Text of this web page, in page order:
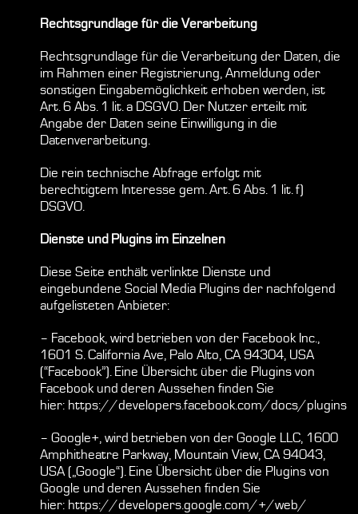
Rechtsgrundlage für die Verarbeitung
Rechtsgrundlage für die Verarbeitung der Daten, die
im Rahmen einer Registrierung, Anmeldung oder
sonstigen Eingabemöglichkeit erhoben werden, ist
Art. 6 Abs. 1 lit. a DSGVO. Der Nutzer erteilt mit
Angabe der Daten seine Einwilligung in die
Datenverarbeitung.
Die rein technische Abfrage erfolgt mit
berechtigtem Interesse gem. Art. 6 Abs. 1 lit. f)
DSGVO.
Dienste und Plugins im Einzelnen
Diese Seite enthält verlinkte Dienste und
eingebundene Social Media Plugins der nachfolgend
aufgelisteten Anbieter:
– Facebook, wird betrieben von der Facebook Inc.,
1601 S. California Ave, Palo Alto, CA 94304, USA
(“Facebook”). Eine Übersicht über die Plugins von
Facebook und deren Aussehen finden Sie
hier: https://developers.facebook.com/docs/plugins
– Google+, wird betrieben von der Google LLC, 1600
Amphitheatre Parkway, Mountain View, CA 94043,
USA („Google“). Eine Übersicht über die Plugins von
Google und deren Aussehen finden Sie
hier: https://developers.google.com/+/web/